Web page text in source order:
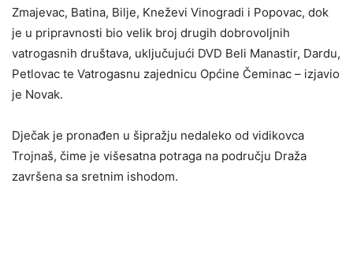
Zmajevac, Batina, Bilje, Kneževi Vinogradi i Popovac, dok
je u pripravnosti bio velik broj drugih dobrovoljnih
vatrogasnih društava, uključujući DVD Beli Manastir, Dardu,
Petlovac te Vatrogasnu zajednicu Općine Čeminac – izjavio
je Novak.
Dječak je pronađen u šipražju nedaleko od vidikovca
Trojnaš, čime je višesatna potraga na području Draža
završena sa sretnim ishodom.